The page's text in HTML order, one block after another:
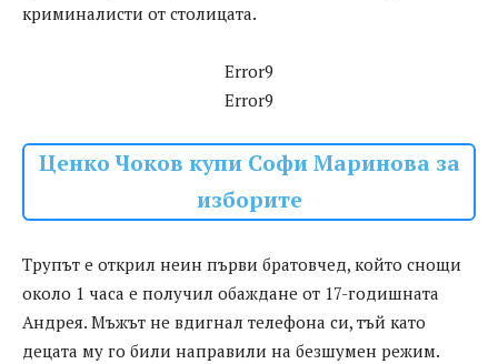
криминалисти от столицата.
Error9
Error9
Ценко Чоков купи Софи Маринова за
изборите
Трупът е открил неин първи братовчед, който снощи
около 1 часа е получил обаждане от 17-годишната
Андрея. Мъжът не вдигнал телефона си, тъй като
децата му го били направили на безшумен режим.